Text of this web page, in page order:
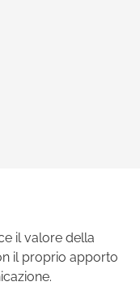
il valore della
il proprio apporto